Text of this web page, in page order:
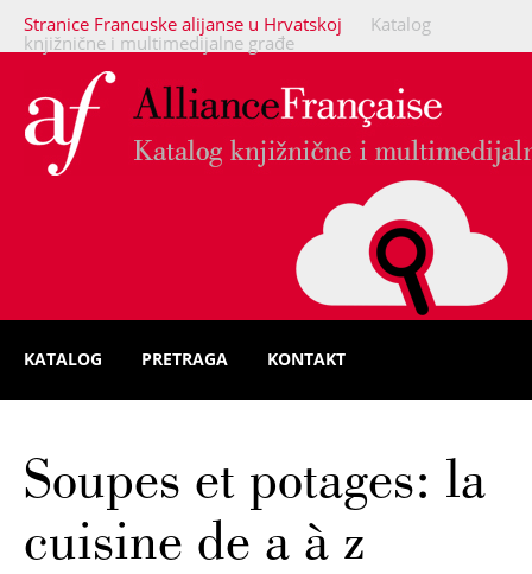
Stranice Francuske alijanse u Hrvatskoj
Katalog
knjižnične i multimedijalne građe
KATALOG PRETRAGA KONTAKT
Soupes et potages: la
cuisine de a à z